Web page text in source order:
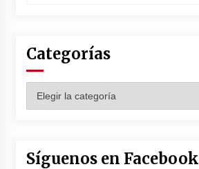
Categorías
Síguenos en Facebook